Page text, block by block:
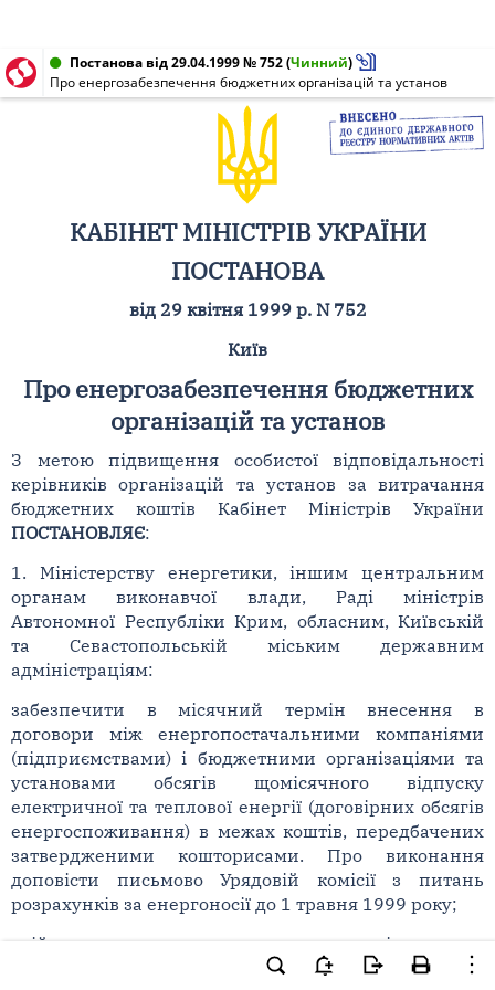
Постанова від 29.04.1999 № 752(Чинний)
Про енергозабезпечення бюджетних організацій та установ